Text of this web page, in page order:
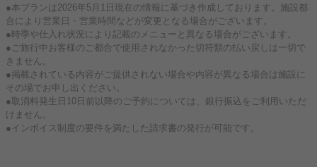
●本プランは2026年5月1日現在の情報に基づき作成しております。施設都
合により営業日・営業時間などが変更となる場合がございます。
●時季や仕入れ状況により記載のメニューと異なる場合がございます。
●ご旅行中お客様のご都合で使用されなかった切符類の払い戻しは一切で
きません。
●掲載されている内容がご提供されない場合や内容が異なる場合は施設に
その場でお申し出ください。
●取消料発生日10日前以降のご予約については、銀行振込をご利用いただ
けません。
●インボイス制度の要件を満たした請求書の発行が可能です。